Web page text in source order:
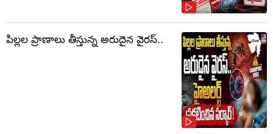
పిల్లల ప్రాణాలు తీస్తున్న అరుదైన వైరస్..